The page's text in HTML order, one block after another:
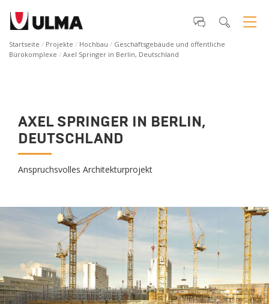
Startseite Projekte Hochbau
Geschäftsgebäude und öffentliche
Bürokomplexe
Axel Springer in Berlin, Deutschland
AXEL SPRINGER IN BERLIN,
DEUTSCHLAND
Anspruchsvolles Architekturprojekt